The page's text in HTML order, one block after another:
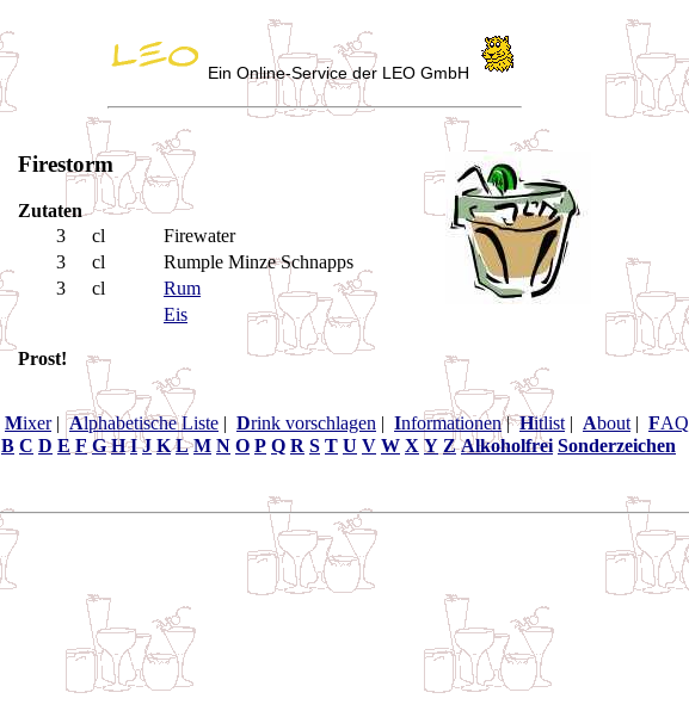
Ein Online-Service der LEO GmbH
Firestorm
Zutaten
3
cl
Firewater
3
cl
Rumple Minze Schnapps
3
cl
Rum
Eis
Prost!
Mixer|Alphabetische Liste | Drink vorschlagen | Informationen|Hitlist | About | FAQ
B C D E F G H I J K L M N O P Q R S T U V W X Y Z Alkoholfrei Sonderzeichen